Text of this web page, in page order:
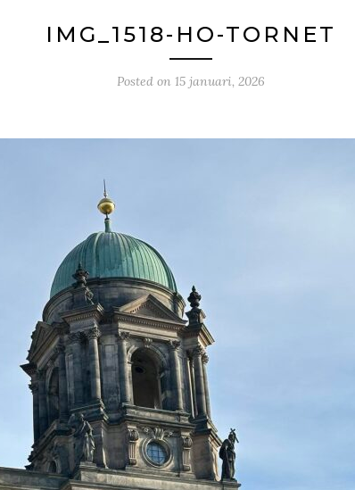
IMG_1518-HO-TORNET
Posted on 15 januari, 2026